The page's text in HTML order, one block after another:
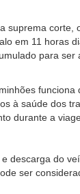
suprema
em 11 horas
para
à saúde dos
durante a
descarga do
ser